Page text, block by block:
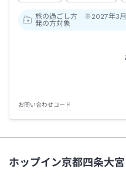
旅の過ごし方 ※2027年3月
発の方対象
お問い合わせコード
ホップイン京都四条大宮